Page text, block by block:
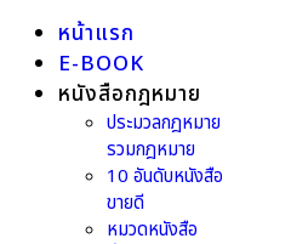
หน้าแรก
E-BOOK
หนังสือกฎหมาย
ประมวลกฎหมาย
รวมกฎหมาย
10 อันดับหนังสือ
ขายดี
หมวดหนังสือ